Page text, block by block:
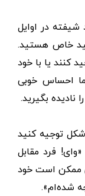
در اوایل
خاص هستید.
کنند یا با خود
احساس خوبی
بگیرید.
توجیه کنید
فرد مقابل
ممکن است خود
شده‌ام».